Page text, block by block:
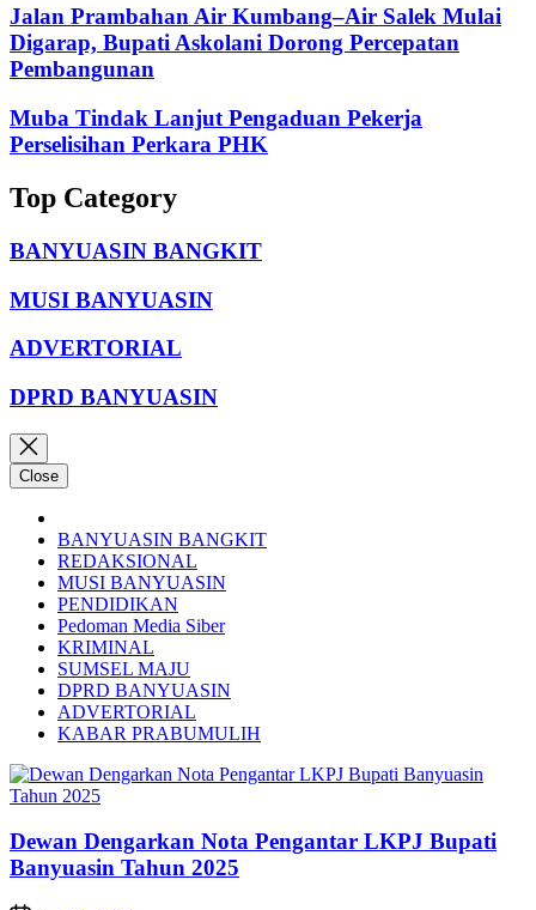
Jalan Prambahan Air Kumbang–Air Salek Mulai
Digarap, Bupati Askolani Dorong Percepatan
Pembangunan
Muba Tindak Lanjut Pengaduan Pekerja
Perselisihan Perkara PHK
Top Category
BANYUASIN BANGKIT
MUSI BANYUASIN
ADVERTORIAL
DPRD BANYUASIN
Close
BANYUASIN BANGKIT
REDAKSIONAL
MUSI BANYUASIN
PENDIDIKAN
Pedoman Media Siber
KRIMINAL
SUMSEL MAJU
DPRD BANYUASIN
ADVERTORIAL
KABAR PRABUMULIH
Dewan Dengarkan Nota Pengantar LKPJ Bupati
Banyuasin Tahun 2025